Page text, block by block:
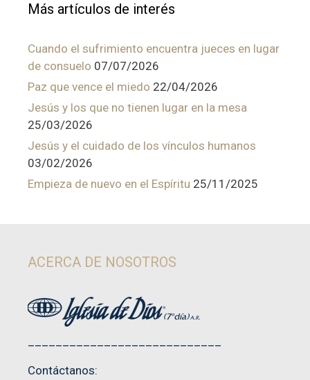
Más artículos de interés
Cuando el sufrimiento encuentra jueces en lugar
de consuelo 07/07/2026
Paz que vence el miedo 22/04/2026
Jesús y los que no tienen lugar en la mesa
25/03/2026
Jesús y el cuidado de los vínculos humanos
03/02/2026
Empieza de nuevo en el Espíritu 25/11/2025
ACERCA DE NOSOTROS
Contáctanos: